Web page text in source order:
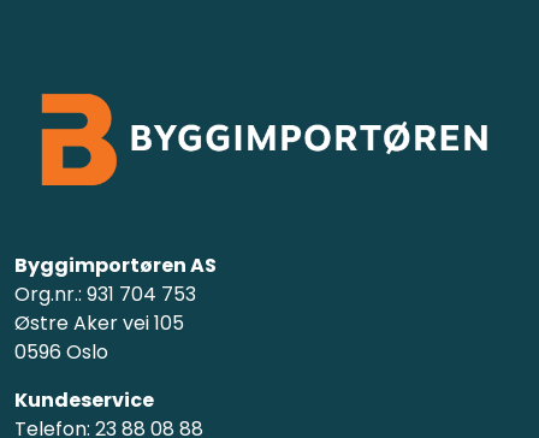
Byggimportøren AS
Org.nr.: 931 704 753
Østre Aker vei 105
0596 Oslo
Kundeservice
Telefon: 23 88 08 88